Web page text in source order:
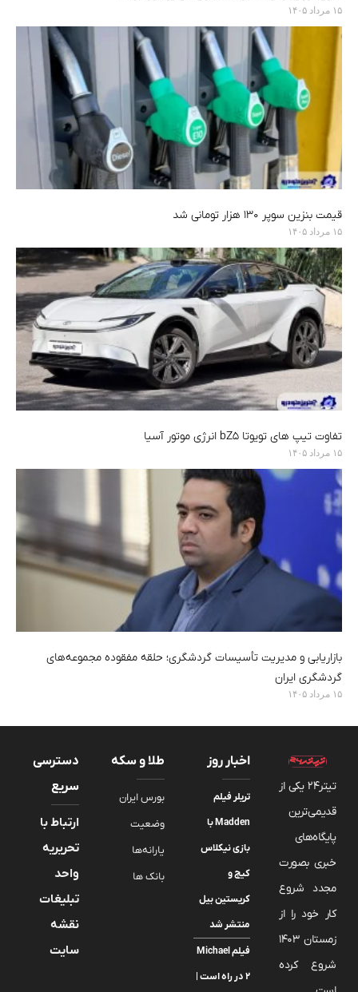
۱۵ مرداد ۱۴۰۵
قیمت بنزین سوپر ۱۳۰ هزار تومانی شد
۱۵ مرداد ۱۴۰۵
تفاوت تیپ های تویوتا bZ5 انرژی موتور آسیا
۱۵ مرداد ۱۴۰۵
بازاریابی و مدیریت تأسیسات گردشگری؛ حلقه مفقوده مجموعه‌های
گردشگری ایران
۱۵ مرداد ۱۴۰۵
تیتر24 یکی از
قدیمی‌ترین
پایگاه‌های
خبری بصورت
مجدد شروع
کار خود را از
زمستان 1403
شروع کرده
اخبار روز
تریلر فیلم
Madden با
بازی نیکلاس
کیج و
کریستین بیل
منتشر شد
فیلم Michael
2 در راه است |
طلا و سکه
بورس ایران
وضعیت
یارانه‌ها
بانک ها
دسترسی
سریع
ارتباط با
تحریریه
واحد
تبلیغات
نقشه
سایت